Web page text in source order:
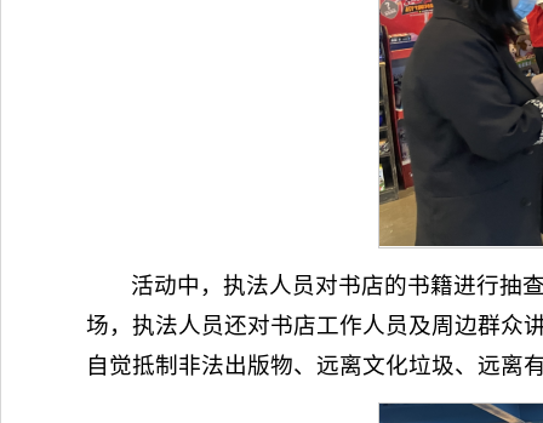
活动中，执法人员对书店的书籍进行抽
场，执法人员还对书店工作人员及周边群众
自觉抵制非法出版物、远离文化垃圾、远离